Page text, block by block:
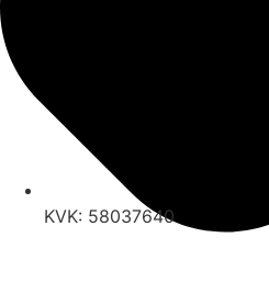
KVK: 58037640